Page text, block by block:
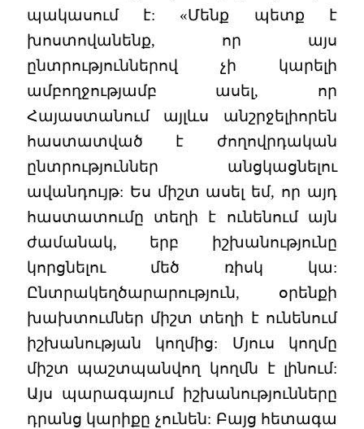
պակասում է: «Մենք պետք է
խոստովանենք, որ այս
ընտրություններով չի կարելի
ամբողջությամբ ասել, որ
Հայաստանում այլևս անշրջելիորեն
հաստատված է ժողովրդական
ընտրություններ անցկացնելու
ավանդույթ: Ես միշտ ասել եմ, որ այդ
հաստատումը տեղի է ունենում այն
ժամանակ, երբ իշխանությունը
կորցնելու մեծ ռիսկ կա:
Ընտրակեղծարարություն, օրենքի
խախտումներ միշտ տեղի է ունենում
իշխանության կողմից: Մյուս կողմը
միշտ պաշտպանվող կողմն է լինում:
Այս պարագայում իշխանությունները
դրանց կարիքը չունեն: Բայց հետագա